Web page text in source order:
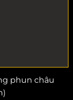
phun châu